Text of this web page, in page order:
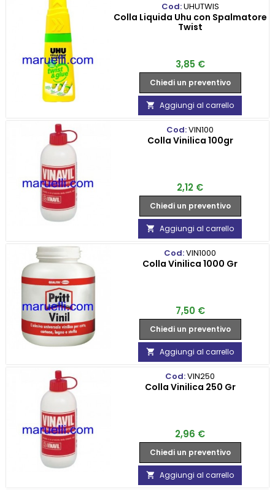
Cod:UHUTWIS
Colla Liquida Uhu con Spalmatore
Twist
Prezzo
3,85 €
Chiedi un preventivo
 Aggiungi al carrello
Cod:VIN100
Colla Vinilica 100gr
Prezzo
2,12 €
Chiedi un preventivo
 Aggiungi al carrello
Cod:VIN1000
Colla Vinilica 1000 Gr
Prezzo
7,50 €
Chiedi un preventivo
 Aggiungi al carrello
Cod:VIN250
Colla Vinilica 250 Gr
Prezzo
2,96 €
Chiedi un preventivo
 Aggiungi al carrello